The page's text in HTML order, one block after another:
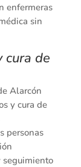
enfermeras
sin
cura de
Alarcón
y cura de
personas
seguimiento